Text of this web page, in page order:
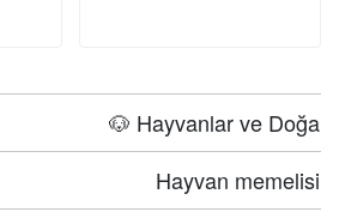
🐶 Hayvanlar ve Doğa
Hayvan memelisi